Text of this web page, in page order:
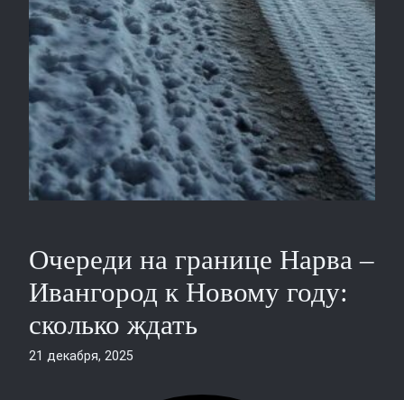
Очереди на границе Нарва –
Ивангород к Новому году:
сколько ждать
21 декабря, 2025